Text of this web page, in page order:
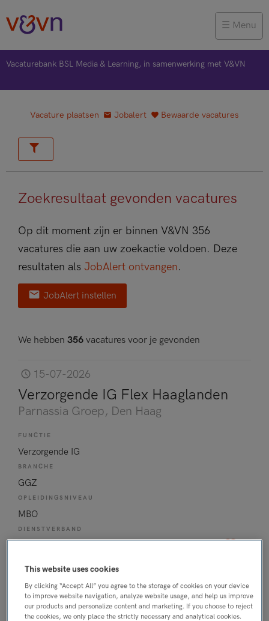
Menu
Vacaturebank BSL Media & Learning, in samenwerking met V&VN
Vacature plaatsen Jobalert Bewaarde vacatures
Zoekresultaat gevonden vacatures
Op dit moment zijn er binnen V&VN 356
vacatures die aan uw zoekactie voldoen. Deze
resultaten als JobAlert ontvangen.
JobAlert instellen
We hebben 356 vacatures voor je gevonden
15-07-2026
Verzorgende IG Flex Haaglanden
Parnassia Groep, Den Haag
FUNCTIE
Verzorgende IG
BRANCHE
GGZ
OPLEIDINGSNIVEAU
MBO
DIENSTVERBAND
15-07-2026
Verpleegkundige Flex Haaglanden
Parnassia Groep, Den Haag
This website uses cookies
By clicking “Accept All” you agree to the storage of cookies on your device
to improve website navigation, analyze website usage, and help us improve
our products and personalize content and marketing. If you choose to reject
the cookies, we only place the strictly necessary and analytical cookies.